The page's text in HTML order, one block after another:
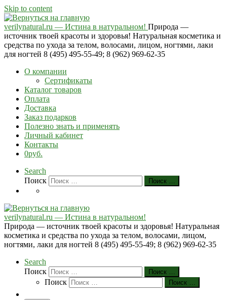
Skip to content
verilynatural.ru — Истина в натуральном! Природа —
источник твоей красоты и здоровья! Натуральная косметика и
средства по ухода за телом, волосами, лицом, ногтями, лаки
для ногтей 8 (495) 495-55-49; 8 (962) 969-62-35
О компании
Сертификаты
Каталог товаров
Оплата
Доставка
Заказ подарков
Полезно знать и применять
Личный кабинет
Контакты
0руб.
Search
Поиск
Поиск …
verilynatural.ru — Истина в натуральном!
Природа — источник твоей красоты и здоровья! Натуральная
косметика и средства по ухода за телом, волосами, лицом,
ногтями, лаки для ногтей 8 (495) 495-55-49; 8 (962) 969-62-35
Search
Поиск
Поиск …
Поиск Поиск …